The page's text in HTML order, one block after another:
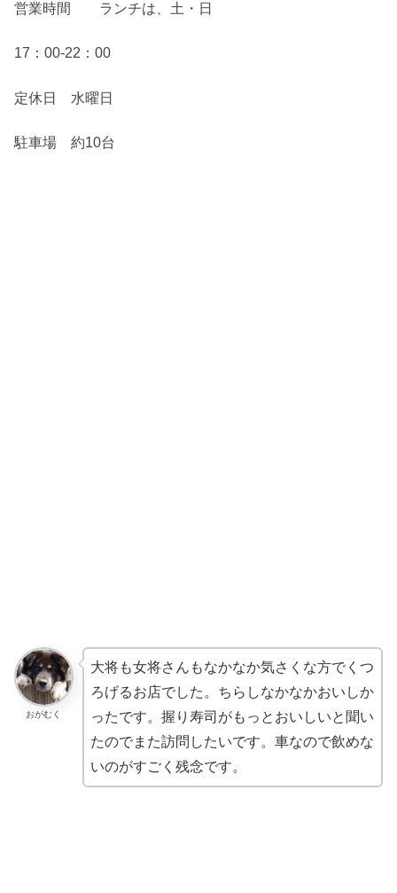
営業時間 ランチは、土・日
17：00-22：00
定休日 水曜日
駐車場 約10台
おがむく
大将も女将さんもなかなか気さくな方でくつ
ろげるお店でした。ちらしなかなかおいしか
ったです。握り寿司がもっとおいしいと聞い
たのでまた訪問したいです。車なので飲めな
いのがすごく残念です。